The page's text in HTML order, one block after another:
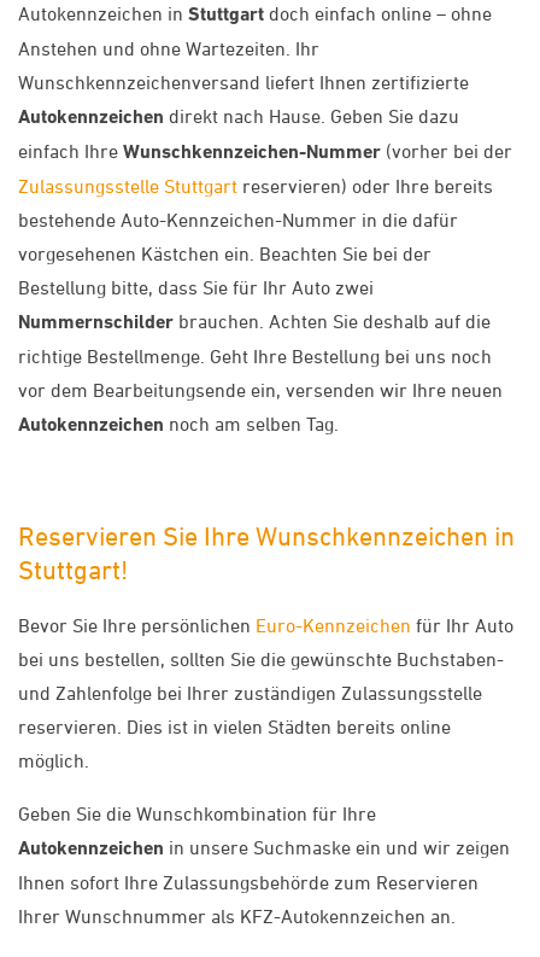
Autokennzeichen in Stuttgart doch einfach online – ohne
Anstehen und ohne Wartezeiten. Ihr
Wunschkennzeichenversand liefert Ihnen zertifizierte
Autokennzeichen direkt nach Hause. Geben Sie dazu
einfach Ihre Wunschkennzeichen-Nummer (vorher bei der
Zulassungsstelle Stuttgart reservieren) oder Ihre bereits
bestehende Auto-Kennzeichen-Nummer in die dafür
vorgesehenen Kästchen ein. Beachten Sie bei der
Bestellung bitte, dass Sie für Ihr Auto zwei
Nummernschilder brauchen. Achten Sie deshalb auf die
richtige Bestellmenge. Geht Ihre Bestellung bei uns noch
vor dem Bearbeitungsende ein, versenden wir Ihre neuen
Autokennzeichen noch am selben Tag.
Reservieren Sie Ihre Wunschkennzeichen in
Stuttgart!
Bevor Sie Ihre persönlichen Euro-Kennzeichen für Ihr Auto
bei uns bestellen, sollten Sie die gewünschte Buchstaben-
und Zahlenfolge bei Ihrer zuständigen Zulassungsstelle
reservieren. Dies ist in vielen Städten bereits online
möglich.
Geben Sie die Wunschkombination für Ihre
Autokennzeichen in unsere Suchmaske ein und wir zeigen
Ihnen sofort Ihre Zulassungsbehörde zum Reservieren
Ihrer Wunschnummer als KFZ-Autokennzeichen an.